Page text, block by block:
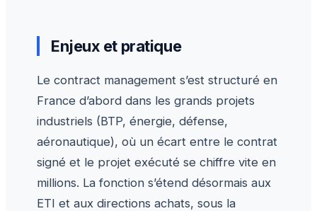
Enjeux et pratique
Le contract management s’est structuré en
France d’abord dans les grands projets
industriels (BTP, énergie, défense,
aéronautique), où un écart entre le contrat
signé et le projet exécuté se chiffre vite en
millions. La fonction s’étend désormais aux
ETI et aux directions achats, sous la